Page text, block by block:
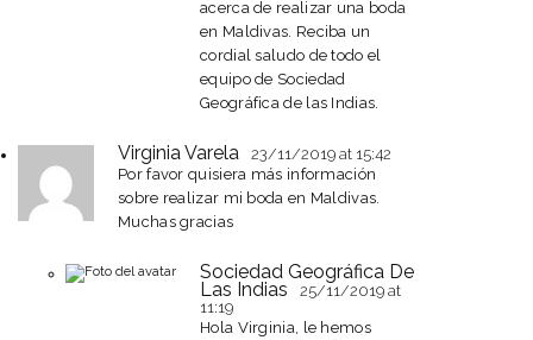
acerca de realizar una boda
en Maldivas. Reciba un
cordial saludo de todo el
equipo de Sociedad
Geográfica de las Indias.
Virginia Varela 23/11/2019 at 15:42
Por favor quisiera más información
sobre realizar mi boda en Maldivas.
Muchas gracias
Sociedad Geográfica De
Las Indias 25/11/2019 at
11:19
Hola Virginia, le hemos